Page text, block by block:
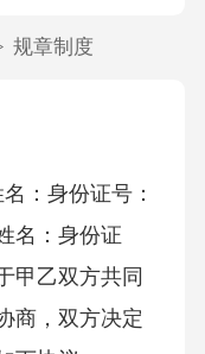
规章制度
：身份证号：
名：身份证
甲乙双方共同
商，双方决定